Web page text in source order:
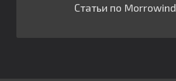
Статьи по Morrowind